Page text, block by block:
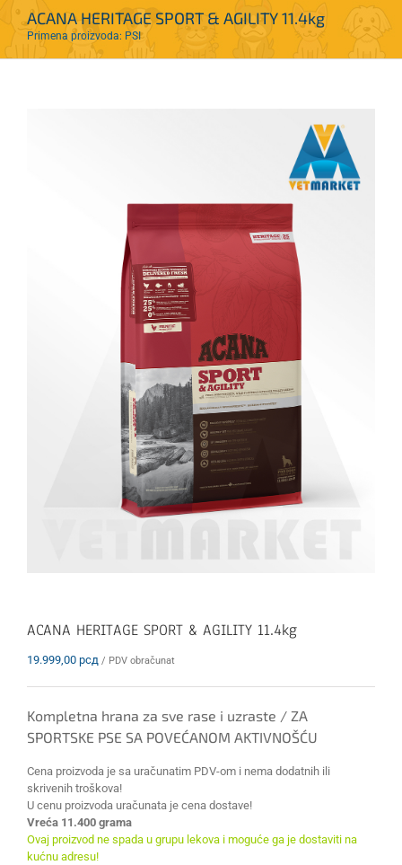
ACANA HERITAGE SPORT & AGILITY 11.4kg
Primena proizvoda: PSI
ACANA HERITAGE SPORT & AGILITY 11.4kg
19.999,00 рсд / PDV obračunat
Kompletna hrana za sve rase i uzraste / ZA
SPORTSKE PSE SA POVEĆANOM AKTIVNOŠĆU
Cena proizvoda je sa uračunatim PDV-om i nema dodatnih ili
skrivenih troškova!
U cenu proizvoda uračunata je cena dostave!
Vreća 11.400 grama
Ovaj proizvod ne spada u grupu lekova i moguće ga je dostaviti na
kućnu adresu!